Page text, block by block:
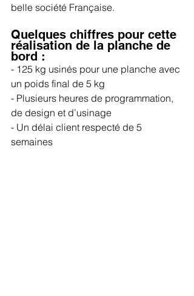
belle société Française.
Quelques chiffres pour cette
réalisation de la planche de
bord :
- 125 kg usinés pour une planche avec
un poids final de 5 kg
- Plusieurs heures de programmation,
de design et d’usinage
- Un délai client respecté de 5
semaines